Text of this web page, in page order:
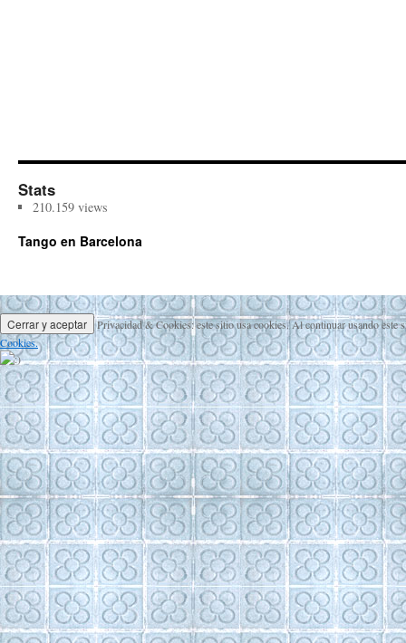
Stats
210.159 views
Tango en Barcelona
Privacidad & Cookies: este sitio usa cookies. Al continuar usando este
Cookies.